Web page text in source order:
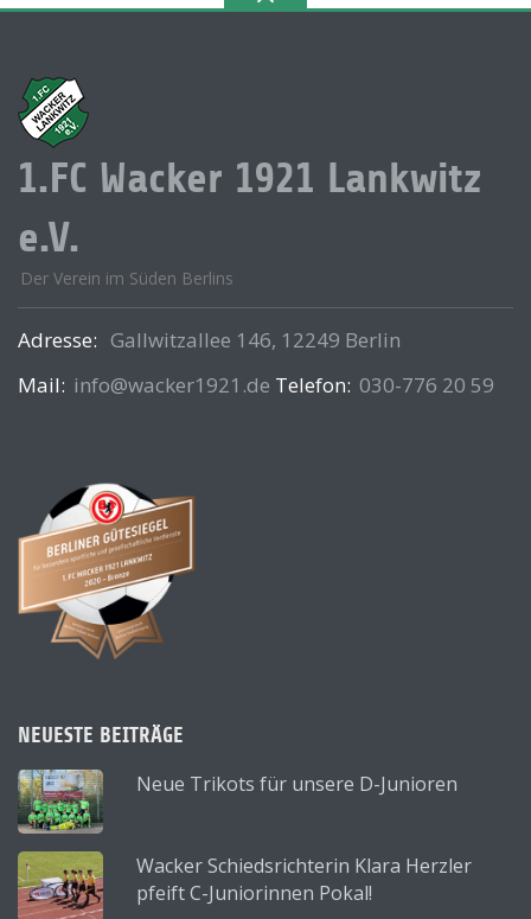
1.FC Wacker 1921 Lankwitz
e.V.
Der Verein im Süden Berlins
Adresse: Gallwitzallee 146, 12249 Berlin
Mail: info@wacker1921.de Telefon: 030-776 20 59
NEUESTE BEITRÄGE
Neue Trikots für unsere D-Junioren
Wacker Schiedsrichterin Klara Herzler
pfeift C-Juniorinnen Pokal!